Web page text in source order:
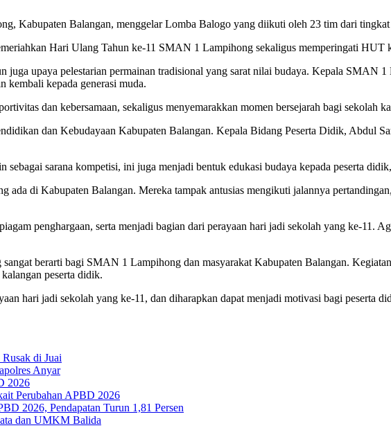
Kabupaten Balangan, menggelar Lomba Balogo yang diikuti oleh 23 tim dari
Hari Ulang Tahun ke-11 SMAN 1 Lampihong sekaligus memperingati HUT
juga upaya pelestarian permainan tradisional yang sarat nilai budaya. Kepala SMAN
kembali kepada generasi muda.
dan kebersamaan, sekaligus menyemarakkan momen bersejarah bagi sekolah
dan Kebudayaan Kabupaten Balangan. Kepala Bidang Peserta Didik, Abdul
sebagai sarana kompetisi, ini juga menjadi bentuk edukasi budaya kepada peserta
ada di Kabupaten Balangan. Mereka tampak antusias mengikuti jalannya
penghargaan, serta menjadi bagian dari perayaan hari jadi sekolah yang ke-11.
berarti bagi SMAN 1 Lampihong dan masyarakat Kabupaten Balangan.
peserta didik.
hari jadi sekolah yang ke-11, dan diharapkan dapat menjadi motivasi bagi peserta
di Juai
Anyar
2026
Perubahan APBD 2026
2026, Pendapatan Turun 1,81 Persen
dan UMKM Balida